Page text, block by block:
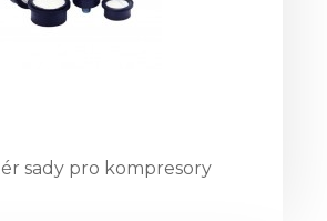
sady pro kompresory